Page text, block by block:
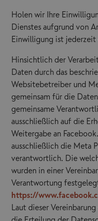
Holen wir Ihre
Dienstes aufgrund von
Einwilligung ist jederzeit
Hinsichtlich der
Daten durch das
Websitebetreiber und
gemeinsam für die
gemeinsame
ausschließlich auf die
Weitergabe an
ausschließlich die Meta
verantwortlich. Die
wurden in einer
Verantwortung
https://
Laut dieser